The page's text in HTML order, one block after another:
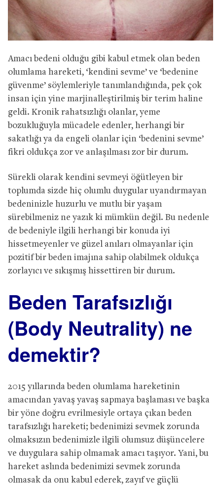
Amacı bedeni olduğu gibi kabul etmek olan beden
olumlama hareketi, ‘kendini sevme’ ve ‘bedenine
güvenme’ söylemleriyle tanımlandığında, pek çok
insan için yine marjinalleştirilmiş bir terim haline
geldi. Kronik rahatsızlığı olanlar, yeme
bozukluğuyla mücadele edenler, herhangi bir
sakatlığı ya da engeli olanlar için ‘bedenini sevme’
fikri oldukça zor ve anlaşılması zor bir durum.
Sürekli olarak kendini sevmeyi öğütleyen bir
toplumda sizde hiç olumlu duygular uyandırmayan
bedeninizle huzurlu ve mutlu bir yaşam
sürebilmeniz ne yazık ki mümkün değil. Bu nedenle
de bedeniyle ilgili herhangi bir konuda iyi
hissetmeyenler ve güzel anıları olmayanlar için
pozitif bir beden imajına sahip olabilmek oldukça
zorlayıcı ve sıkışmış hissettiren bir durum.
Beden Tarafsızlığı
(Body Neutrality) ne
demektir?
2015 yıllarında beden olumlama hareketinin
amacından yavaş yavaş sapmaya başlaması ve başka
bir yöne doğru evrilmesiyle ortaya çıkan beden
tarafsızlığı hareketi; bedenimizi sevmek zorunda
olmaksızın bedenimizle ilgili olumsuz düşüncelere
ve duygulara sahip olmamak amacı taşıyor. Yani, bu
hareket aslında bedenimizi sevmek zorunda
olmasak da onu kabul ederek, zayıf ve güçlü